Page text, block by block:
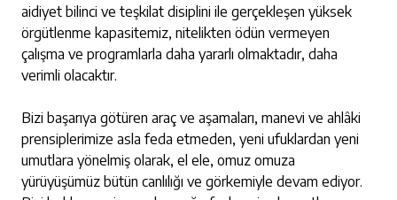
aidiyet bilinci ve teşkilat disiplini ile gerçekleşen yüksek
örgütlenme kapasitemiz, nitelikten ödün vermeyen
çalışma ve programlarla daha yararlı olmaktadır, daha
verimli olacaktır.
Bizi başarıya götüren araç ve aşamaları, manevi ve ahlâki
prensiplerimize asla feda etmeden, yeni ufuklardan yeni
umutlara yönelmiş olarak, el ele, omuz omuza
yürüyüşümüz bütün canlılığı ve görkemiyle devam ediyor.